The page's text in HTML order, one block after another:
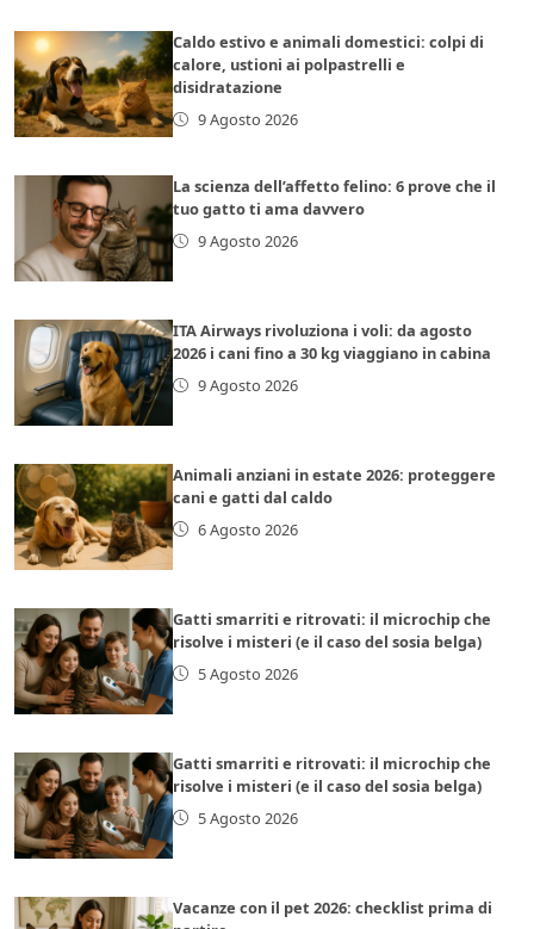
Caldo estivo e animali domestici: colpi di
calore, ustioni ai polpastrelli e
disidratazione
9 Agosto 2026
La scienza dell’affetto felino: 6 prove che il
tuo gatto ti ama davvero
9 Agosto 2026
ITA Airways rivoluziona i voli: da agosto
2026 i cani fino a 30 kg viaggiano in cabina
9 Agosto 2026
Animali anziani in estate 2026: proteggere
cani e gatti dal caldo
6 Agosto 2026
Gatti smarriti e ritrovati: il microchip che
risolve i misteri (e il caso del sosia belga)
5 Agosto 2026
Gatti smarriti e ritrovati: il microchip che
risolve i misteri (e il caso del sosia belga)
5 Agosto 2026
Vacanze con il pet 2026: checklist prima di